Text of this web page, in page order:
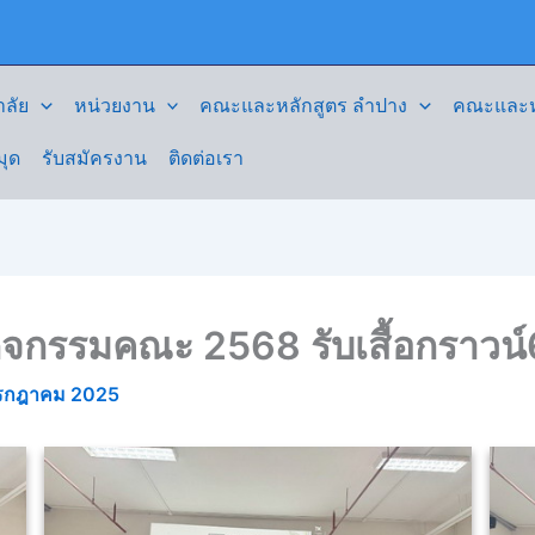
ลัย หน่วยงาน คณะและหลักสูตร ลำปาง คณะและ
ด รับสมัครงาน ติดต่อเรา
รรมคณะ 2568 รับเสื้อกราว
กฎาคม 2025